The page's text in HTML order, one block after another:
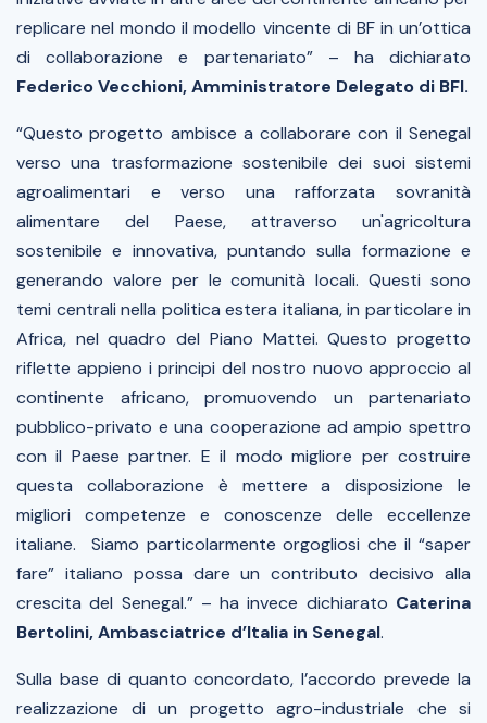
replicare nel mondo il modello vincente di BF in un’ottica
di collaborazione e partenariato”– ha dichiarato
Federico Vecchioni, Amministratore Delegato di BFI.
“Questo progetto ambisce a collaborare con il Senegal
verso una trasformazione sostenibile dei suoi sistemi
agroalimentari e verso una rafforzata sovranità
alimentare del Paese, attraverso un'agricoltura
sostenibile e innovativa, puntando sulla formazione e
generando valore per le comunità locali. Questi sono
temi centrali nella politica estera italiana, in particolare in
Africa, nel quadro del Piano Mattei. Questo progetto
riflette appieno i principi del nostro nuovo approccio al
continente africano, promuovendo un partenariato
pubblico-privato e una cooperazione ad ampio spettro
con il Paese partner. E il modo migliore per costruire
questa collaborazione è mettere a disposizione le
migliori competenze e conoscenze delle eccellenze
italiane. Siamo particolarmente orgogliosi che il “saper
fare” italiano possa dare un contributo decisivo alla
crescita del Senegal.” – ha invece dichiarato Caterina
Bertolini, Ambasciatrice d’Italia in Senegal.
Sulla base di quanto concordato, l’accordo prevede la
realizzazione di un progetto agro-industriale che si